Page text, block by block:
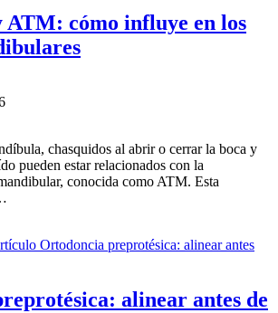
ATM: cómo influye en los
chasquidos al abrir o cerrar la boca y
pueden estar relacionados con la
conocida como ATM. Esta
alinear antes de